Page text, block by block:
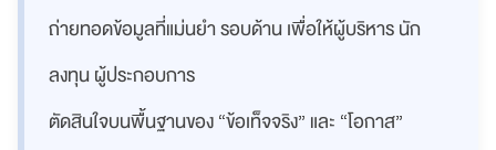
ถ่ายทอดข้อมูลที่แม่นยำ รอบด้าน เพื่อให้ผู้บริหาร นัก
ลงทุน ผู้ประกอบการ
ตัดสินใจบนพื้นฐานของ “ข้อเท็จจริง” และ “โอกาส”